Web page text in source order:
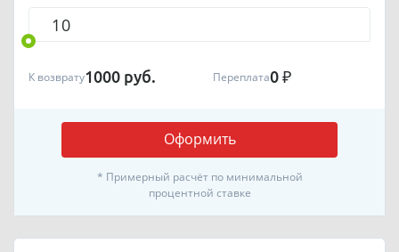
Оформить
К возврату1000 руб. Переплата0 ₽
* Примерный расчёт по минимальной
процентной ставке